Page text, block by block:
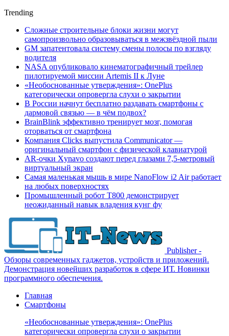
Trending
Сложные строительные блоки жизни могут
самопроизвольно образовываться в межзвёздной пыли
GM запатентовала систему смены полосы по взгляду
водителя
NASA опубликовало кинематографичный трейлер
пилотируемой миссии Artemis II к Луне
«Необоснованные утверждения»: OnePlus
категорически опровергла слухи о закрытии
В России начнут бесплатно раздавать смартфоны с
дармовой связью — в чём подвох?
BrainBlink эффективно тренирует мозг, помогая
оторваться от смартфона
Компания Clicks выпустила Communicator —
оригинальный смартфон с физической клавиатурой
AR-очки Xynavo создают перед глазами 7,5-метровый
виртуальный экран
Самая маленькая мышь в мире NanoFlow i2 Air работает
на любых поверхностях
Промышленный робот Т800 демонстрирует
неожиданный навык владения кунг фу
Publisher -
Обзоры современных гаджетов, устройств и приложений.
Демонстрация новейших разработок в сфере ИТ. Новинки
программного обеспечения.
Главная
Смартфоны
«Необоснованные утверждения»: OnePlus
категорически опровергла слухи о закрытии